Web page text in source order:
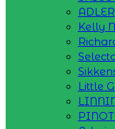
ADLER
Kelly
Little